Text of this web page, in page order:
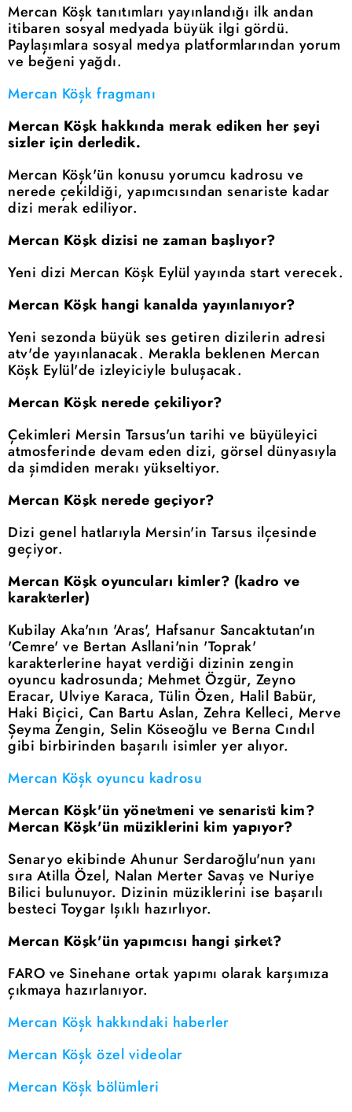
Mercan Köşk tanıtımları yayınlandığı ilk andan
itibaren sosyal medyada büyük ilgi gördü.
Paylaşımlara sosyal medya platformlarından yorum
ve beğeni yağdı.
Mercan Köşk fragmanı
Mercan Köşk hakkında merak ediken her şeyi
sizler için derledik.
Mercan Köşk'ün konusu yorumcu kadrosu ve
nerede çekildiği, yapımcısından senariste kadar
dizi merak ediliyor.
Mercan Köşk dizisi ne zaman başlıyor?
Yeni dizi Mercan Köşk Eylül yayında start verecek.
Mercan Köşk hangi kanalda yayınlanıyor?
Yeni sezonda büyük ses getiren dizilerin adresi
atv'de yayınlanacak. Merakla beklenen Mercan
Köşk Eylül'de izleyiciyle buluşacak.
Mercan Köşk nerede çekiliyor?
Çekimleri Mersin Tarsus'un tarihi ve büyüleyici
atmosferinde devam eden dizi, görsel dünyasıyla
da şimdiden merakı yükseltiyor.
Mercan Köşk nerede geçiyor?
Dizi genel hatlarıyla Mersin'in Tarsus ilçesinde
geçiyor.
Mercan Köşk oyuncuları kimler? (kadro ve
karakterler)
Kubilay Aka'nın 'Aras', Hafsanur Sancaktutan'ın
'Cemre' ve Bertan Asllani'nin 'Toprak'
karakterlerine hayat verdiği dizinin zengin
oyuncu kadrosunda; Mehmet Özgür, Zeyno
Eracar, Ulviye Karaca, Tülin Özen, Halil Babür,
Haki Biçici, Can Bartu Aslan, Zehra Kelleci, Merve
Şeyma Zengin, Selin Köseoğlu ve Berna Cındıl
gibi birbirinden başarılı isimler yer alıyor.
Mercan Köşk oyuncu kadrosu
Mercan Köşk'ün yönetmeni ve senaristi kim?
Mercan Köşk'ün müziklerini kim yapıyor?
Senaryo ekibinde Ahunur Serdaroğlu'nun yanı
sıra Atilla Özel, Nalan Merter Savaş ve Nuriye
Bilici bulunuyor. Dizinin müziklerini ise başarılı
besteci Toygar Işıklı hazırlıyor.
Mercan Köşk'ün yapımcısı hangi şirket?
FARO ve Sinehane ortak yapımı olarak karşımıza
çıkmaya hazırlanıyor.
Mercan Köşk hakkındaki haberler
Mercan Köşk özel videolar
Mercan Köşk bölümleri